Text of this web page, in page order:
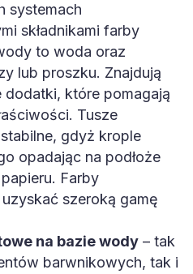
systemach
składnikami farby
to woda oraz
lub proszku. Znajdują
dodatki, które pomagają
Tusze
gdyż krople
opadając na podłoże
Farby
szeroką gamę
na bazie wody – tak
barwnikowych, tak i